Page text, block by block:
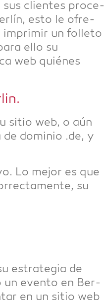
sus cli­entes pro­ce­
esto le ofre­
impri­mir un fol­le­to
ello su
web quié­nes
sitio web, o aún
de domi­nio .de, y
Lo mejor es que
su
estra­te­gia de
un even­to en Ber­
en un sitio web